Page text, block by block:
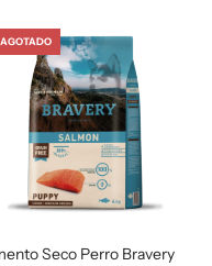
AGOTADO
Seco Perro Bravery